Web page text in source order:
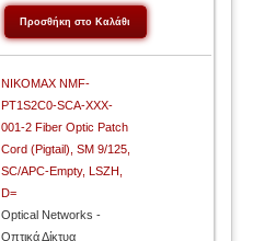
NIKOMAX NMF-
PT1S2C0-SCA-XXX-
001-2 Fiber Optic Patch
Cord (Pigtail), SM 9/125,
SC/APC-Empty, LSZH,
D=
Optical Networks -
Οπτικά Δίκτυα